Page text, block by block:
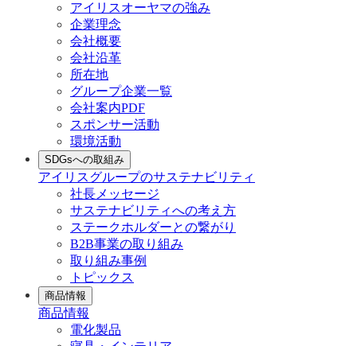
アイリスオーヤマの強み
企業理念
会社概要
会社沿革
所在地
グループ企業一覧
会社案内PDF
スポンサー活動
環境活動
SDGsへの取組み
アイリスグループのサステナビリティ
社長メッセージ
サステナビリティへの考え方
ステークホルダーとの繋がり
B2B事業の取り組み
取り組み事例
トピックス
商品情報
商品情報
電化製品